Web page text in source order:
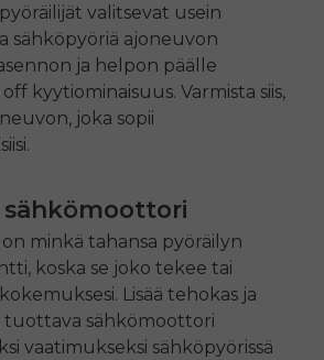
valitsevat usein
sähköpyöriä ajoneuvon
ja helpon päälle
off kyytiominaisuus. Varmista siis,
joka sopii
sähkömoottori
minkä tahansa pyöräilyn
koska se joko tekee tai
Lisää tehokas ja
tuottava sähkömoottori
vaatimukseksi sähköpyörissä